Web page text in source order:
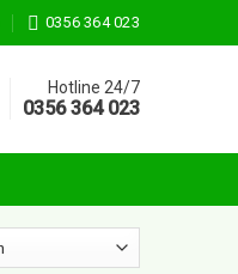
0356 364 023
Hotline 24/7
0356 364 023